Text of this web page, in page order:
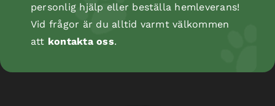
personlig hjälp eller beställa hemleverans!
Vid frågor är du alltid varmt välkommen
att kontakta oss.